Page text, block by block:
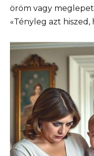
öröm vagy
«Tényleg azt